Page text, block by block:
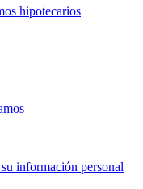
hipotecarios
información personal